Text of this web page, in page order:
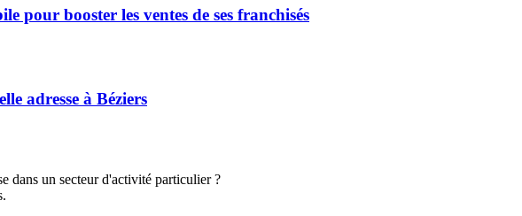
pour booster les ventes de ses franchisés
adresse à Béziers
dans un secteur d'activité particulier ?